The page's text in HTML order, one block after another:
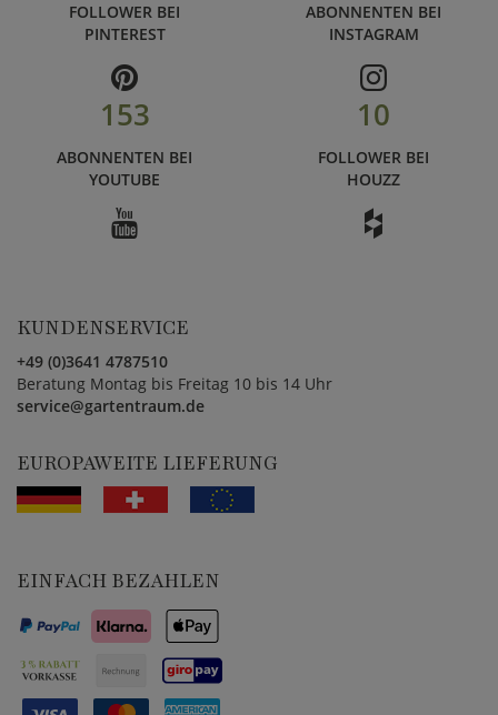
FOLLOWER BEI
PINTEREST
ABONNENTEN BEI
INSTAGRAM
153
ABONNENTEN BEI
YOUTUBE
10
FOLLOWER BEI
HOUZZ
KUNDENSERVICE
+49 (0)3641 4787510
Beratung Montag bis Freitag 10 bis 14 Uhr
service@gartentraum.de
EUROPAWEITE LIEFERUNG
EINFACH BEZAHLEN